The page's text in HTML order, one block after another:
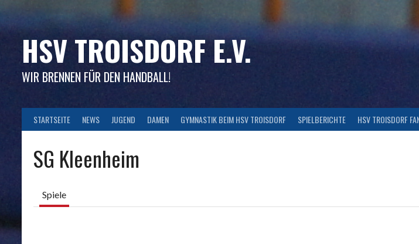
HSV TROISDORF E.V.
WIR BRENNEN FÜR DEN HANDBALL!
STARTSEITE NEWS JUGEND DAMEN GYMNASTIK BEIM HSV TROISDORF SPIELBERICHTE HSV TROISDORF
SG Kleenheim
Spiele